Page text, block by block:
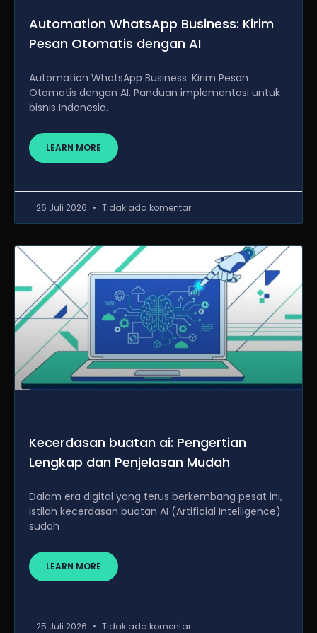
Automation WhatsApp Business: Kirim
Pesan Otomatis dengan AI
Automation WhatsApp Business: Kirim Pesan
Otomatis dengan AI. Panduan implementasi untuk
bisnis Indonesia.
LEARN MORE
26 Juli 2026 Tidak ada komentar
Kecerdasan buatan ai: Pengertian
Lengkap dan Penjelasan Mudah
Dalam era digital yang terus berkembang pesat ini,
istilah kecerdasan buatan AI (Artificial Intelligence)
sudah
LEARN MORE
25 Juli 2026 Tidak ada komentar